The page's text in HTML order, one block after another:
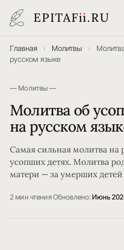
EPITAFii.RU
Главная › Молитвы ›
русском языке
— Молитвы —
Молитва об
на русском
Самая сильная молитва на
усопших детях. Молитва
матери — за умерших
2 мин чтения·Обновлено:Июнь